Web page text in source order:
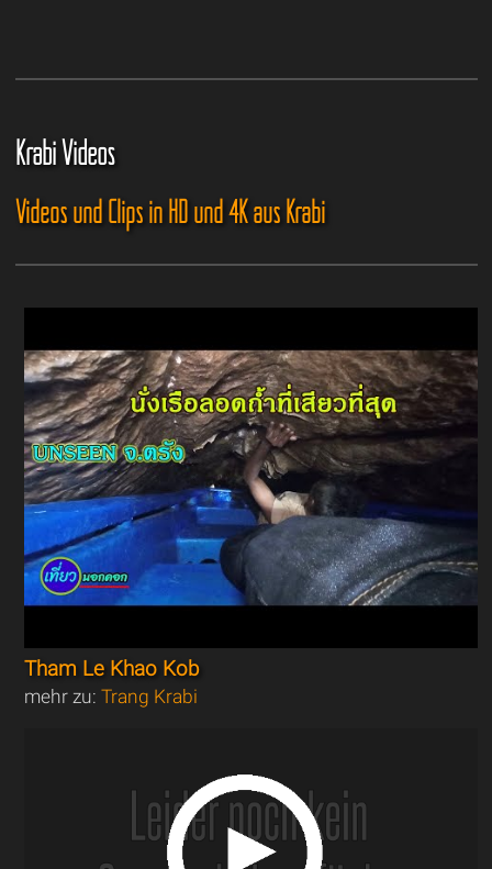
Krabi Videos
Videos und Clips in HD und 4K aus Krabi
Tham Le Khao Kob
mehr zu:Trang Krabi